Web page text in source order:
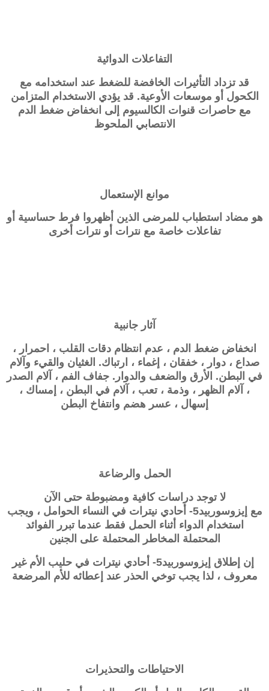
التفاعلات الدوائية
قد تزداد التأثيرات الخافضة للضغط عند استخدامه مع
الكحول أو موسعات الأوعية. قد يؤدي الاستخدام المتزامن
مع حاصرات قنوات الكالسيوم إلى انخفاض ضغط الدم
الانتصابي الملحوظ
موانع الإستعمال
هو مضاد استطباب للمرضى الذين أظهروا فرط حساسية أو
تفاعلات خاصة مع نترات أو نترات أخرى
آثار جانبية
انخفاض ضغط الدم ، عدم انتظام دقات القلب ، احمرار ،
صداع ، دوار ، خفقان ، إغماء ، ارتباك. الغثيان والقيء وآلام
في البطن. الأرق والضعف والدوار. جفاف الفم ، آلام الصدر
، آلام الظهر ، وذمة ، تعب ، آلام في البطن ، إمساك ،
إسهال ، عسر هضم وانتفاخ البطن
الحمل والرضاعة
لا توجد دراسات كافية ومضبوطة حتى الآن
مع إيزوسوربيد5- أحادي نيترات
في النساء الحوامل ، ويجب
استخدام الدواء أثناء الحمل فقط عندما تبرر الفوائد
المحتملة المخاطر المحتملة على الجنين
إن إطلاق إيزوسوربيد5- أحادي نيترات
في حليب الأم غير
معروف ، لذا يجب توخي الحذر عند إعطائه للأم المرضعة
الاحتياطات والتحذيرات